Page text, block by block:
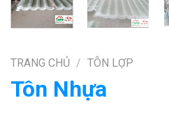
TRANG CHỦ / TÔN LỢP
Tôn Nhựa